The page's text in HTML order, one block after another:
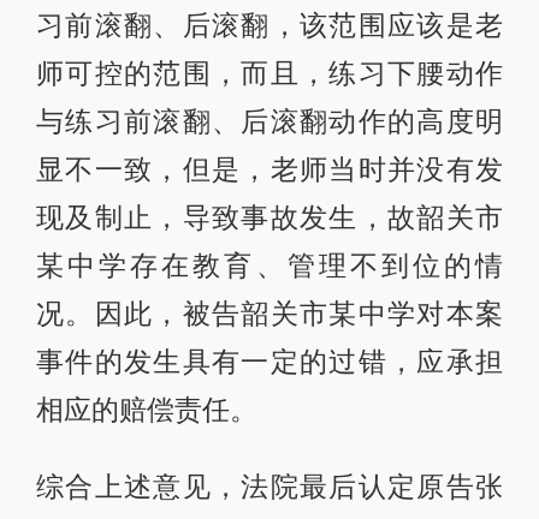
习前滚翻、后滚翻，该范围应该是老
师可控的范围，而且，练习下腰动作
与练习前滚翻、后滚翻动作的高度明
显不一致，但是，老师当时并没有发
现及制止，导致事故发生，故韶关市
某中学存在教育、管理不到位的情
况。因此，被告韶关市某中学对本案
事件的发生具有一定的过错，应承担
相应的赔偿责任。
综合上述意见，法院最后认定原告张